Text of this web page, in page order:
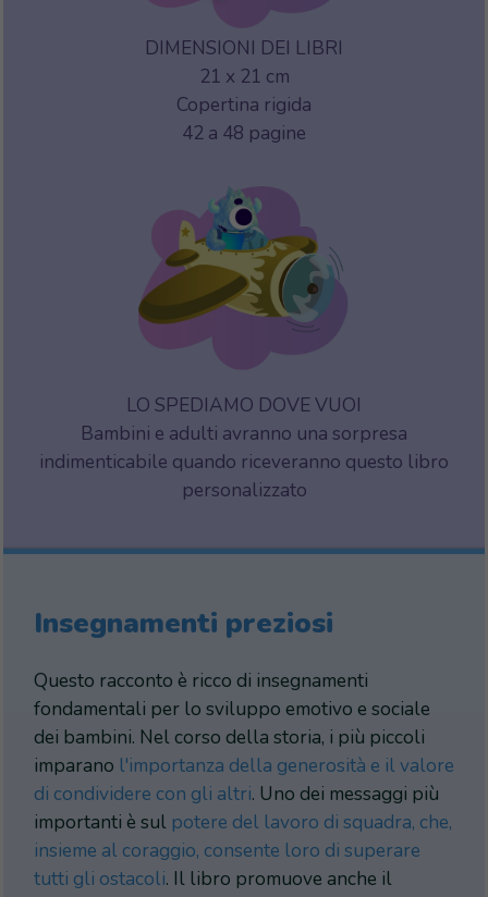
DIMENSIONI DEI LIBRI
21 x 21 cm
Copertina rigida
42 a 48 pagine
LO SPEDIAMO DOVE VUOI
Bambini e adulti avranno una sorpresa
indimenticabile quando riceveranno questo libro
personalizzato
Insegnamenti preziosi
Questo racconto è ricco di insegnamenti
fondamentali per lo sviluppo emotivo e sociale
dei bambini. Nel corso della storia, i più piccoli
imparano l'importanza della generosità e il valore
di condividere con gli altri. Uno dei messaggi più
importanti è sul potere del lavoro di squadra, che,
insieme al coraggio, consente loro di superare
tutti gli ostacoli. Il libro promuove anche il